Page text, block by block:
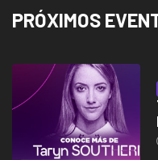
PRÓXIMOS